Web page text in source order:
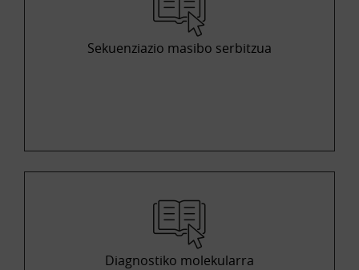
Sekuenziazio masibo serbitzua
Diagnostiko molekularra